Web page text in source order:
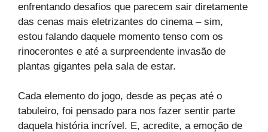
enfrentando desafios que parecem sair diretamente
das cenas mais eletrizantes do cinema – sim,
estou falando daquele momento tenso com os
rinocerontes e até a surpreendente invasão de
plantas gigantes pela sala de estar.
Cada elemento do jogo, desde as peças até o
tabuleiro, foi pensado para nos fazer sentir parte
daquela história incrível. E, acredite, a emoção de